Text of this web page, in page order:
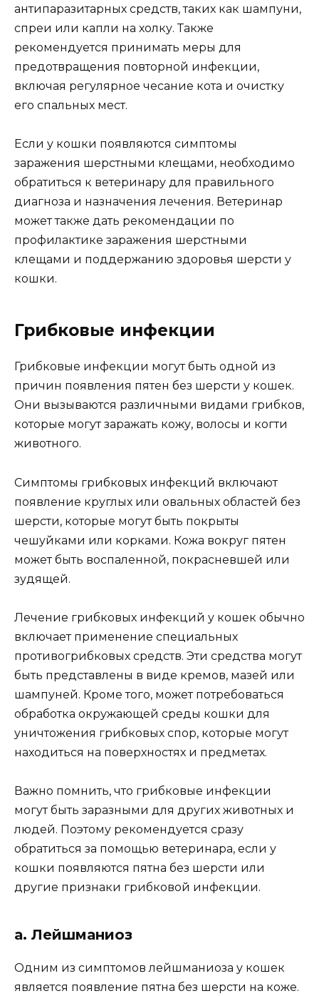
антипаразитарных средств, таких как шампуни,
спреи или капли на холку. Также
рекомендуется принимать меры для
предотвращения повторной инфекции,
включая регулярное чесание кота и очистку
его спальных мест.
Если у кошки появляются симптомы
заражения шерстными клещами, необходимо
обратиться к ветеринару для правильного
диагноза и назначения лечения. Ветеринар
может также дать рекомендации по
профилактике заражения шерстными
клещами и поддержанию здоровья шерсти у
кошки.
Грибковые инфекции
Грибковые инфекции могут быть одной из
причин появления пятен без шерсти у кошек.
Они вызываются различными видами грибков,
которые могут заражать кожу, волосы и когти
животного.
Симптомы грибковых инфекций включают
появление круглых или овальных областей без
шерсти, которые могут быть покрыты
чешуйками или корками. Кожа вокруг пятен
может быть воспаленной, покрасневшей или
зудящей.
Лечение грибковых инфекций у кошек обычно
включает применение специальных
противогрибковых средств. Эти средства могут
быть представлены в виде кремов, мазей или
шампуней. Кроме того, может потребоваться
обработка окружающей среды кошки для
уничтожения грибковых спор, которые могут
находиться на поверхностях и предметах.
Важно помнить, что грибковые инфекции
могут быть заразными для других животных и
людей. Поэтому рекомендуется сразу
обратиться за помощью ветеринара, если у
кошки появляются пятна без шерсти или
другие признаки грибковой инфекции.
а. Лейшманиоз
Одним из симптомов лейшманиоза у кошек
является появление пятна без шерсти на коже.